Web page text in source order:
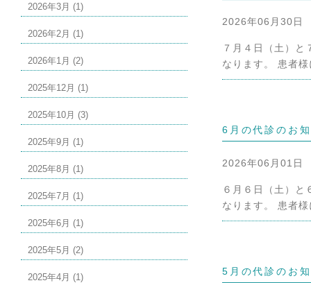
2026年3月 (1)
2026年2月 (1)
2026年1月 (2)
2025年12月 (1)
2025年10月 (3)
2025年9月 (1)
2025年8月 (1)
2025年7月 (1)
2025年6月 (1)
2025年5月 (2)
2025年4月 (1)
2026年06月30日
７月４日（土）
なります。 患者
6月の代診のお
2026年06月01日
６月６日（土）と
なります。 患者
5月の代診のお